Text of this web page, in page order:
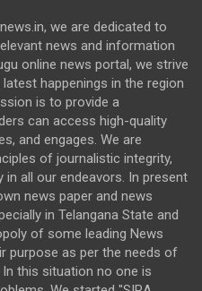
we are dedicated to
news and information
online news portal, we strive
happenings in the region
is to provide a
can access high-quality
and engages. We are
of journalistic integrity,
in all our endeavors. In present
news paper and news
in Telangana State and
of some leading News
purpose as per the needs of
this situation no one is